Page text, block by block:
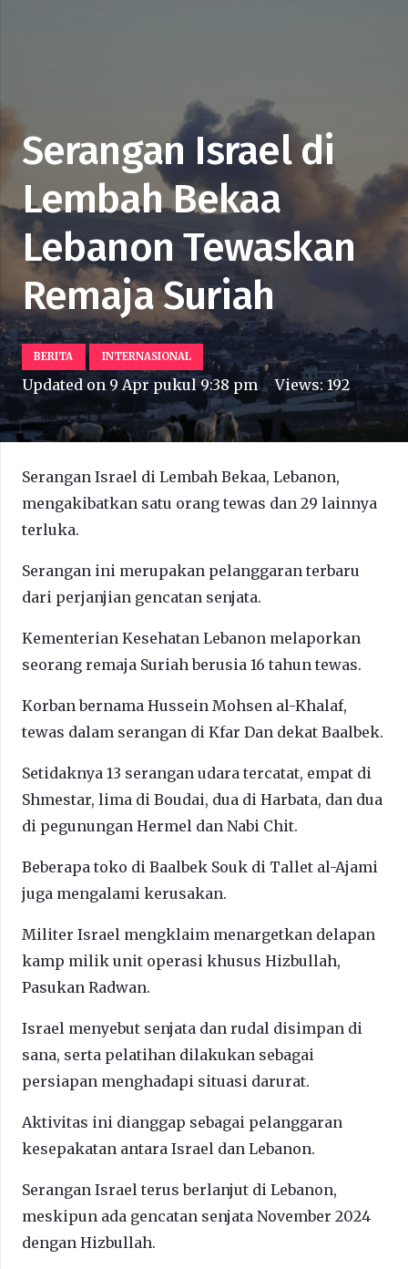
Serangan Israel di
Lembah Bekaa
Lebanon Tewaskan
Remaja Suriah
BERITA INTERNASIONAL
Updated on 9 Apr pukul 9:38 pm Views:192
Serangan Israel di Lembah Bekaa, Lebanon,
mengakibatkan satu orang tewas dan 29 lainnya
terluka.
Serangan ini merupakan pelanggaran terbaru
dari perjanjian gencatan senjata.
Kementerian Kesehatan Lebanon melaporkan
seorang remaja Suriah berusia 16 tahun tewas.
Korban bernama Hussein Mohsen al-Khalaf,
tewas dalam serangan di Kfar Dan dekat Baalbek.
Setidaknya 13 serangan udara tercatat, empat di
Shmestar, lima di Boudai, dua di Harbata, dan dua
di pegunungan Hermel dan Nabi Chit.
Beberapa toko di Baalbek Souk di Tallet al-Ajami
juga mengalami kerusakan.
Militer Israel mengklaim menargetkan delapan
kamp milik unit operasi khusus Hizbullah,
Pasukan Radwan.
Israel menyebut senjata dan rudal disimpan di
sana, serta pelatihan dilakukan sebagai
persiapan menghadapi situasi darurat.
Aktivitas ini dianggap sebagai pelanggaran
kesepakatan antara Israel dan Lebanon.
Serangan Israel terus berlanjut di Lebanon,
meskipun ada gencatan senjata November 2024
dengan Hizbullah.